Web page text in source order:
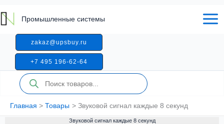
к
содержимому
Промышленные системы
zakaz@upsbuy.ru
+7 495 196-62-64
Поиск
товаров
Главная Товары Звуковой сигнал каждые 8 секунд
Звуковой сигнал каждые 8 секунд